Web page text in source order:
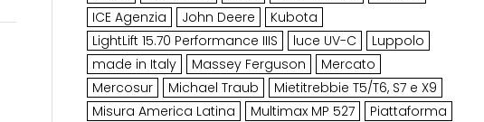
ICE Agenzia
John Deere
Kubota
LightLift 15.70 Performance IIIS
luce UV-C
Luppolo
made in Italy
Massey Ferguson
Mercato
Mercosur
Michael Traub
Mietitrebbie T5/T6, S7 e X9
Misura America Latina
Multimax MP 527
Piattaforma